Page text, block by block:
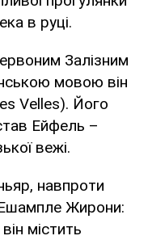
в руці.
Залізним
мовою він
Velles). Його
Ейфель –
вежі.
навпроти
Жирони:
містить